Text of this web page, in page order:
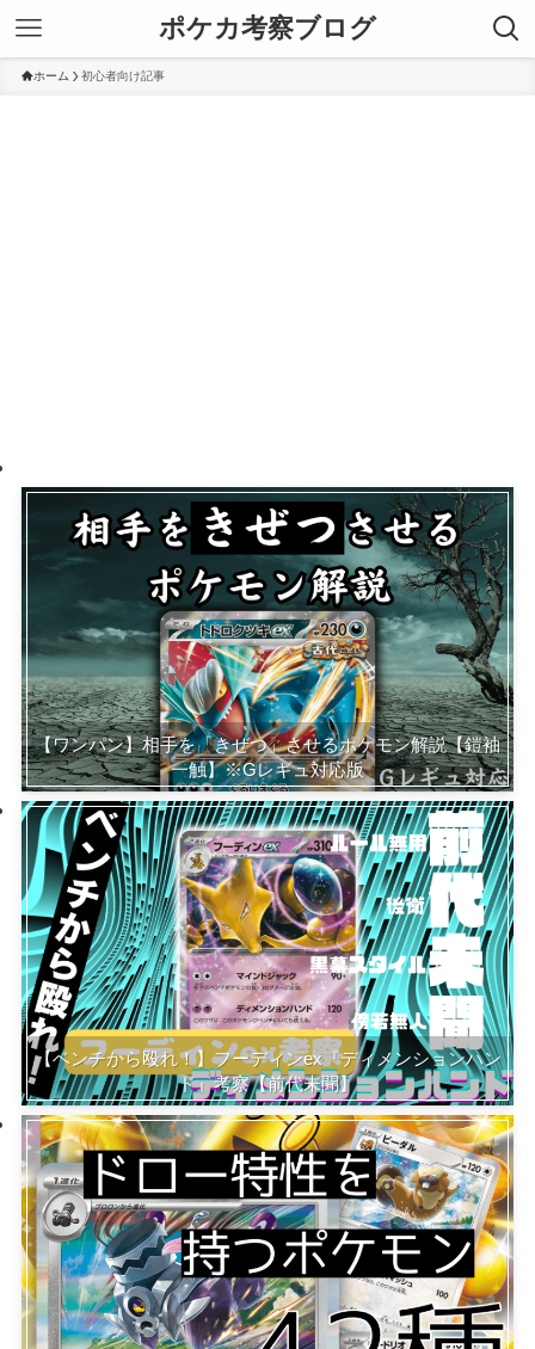
ポケカ考察ブログ
ホーム 初心者向け記事
【ワンパン】相手を「きぜつ」させるポケモン解説【鎧袖
一触】※Gレギュ対応版
【ベンチから殴れ！】フーディンex『ディメンションハン
ド』考察【前代未聞】